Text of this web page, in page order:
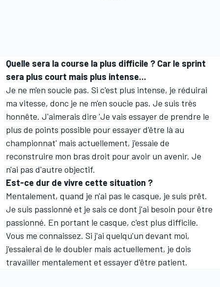
Quelle sera la course la plus difficile ? Car le sprint
sera plus court mais plus intense...
Je ne m'en soucie pas. Si c'est plus intense, je réduirai
ma vitesse, donc je ne m'en soucie pas. Je suis très
honnête. J'aimerais dire 'Je vais essayer de prendre le
plus de points possible pour essayer d'être là au
championnat' mais actuellement, j'essaie de
reconstruire mon bras droit pour avoir un avenir. Je
n'ai pas d'autre objectif.
Est-ce dur de vivre cette situation ?
Mentalement, quand je n'ai pas le casque, je suis prêt.
Je suis passionné et je sais ce dont j'ai besoin pour être
passionné. En portant le casque, c'est plus difficile.
Vous me connaissez. Si j'ai quelqu'un devant moi,
j'essaierai de le doubler mais actuellement, je dois
travailler mentalement et essayer d'être patient.